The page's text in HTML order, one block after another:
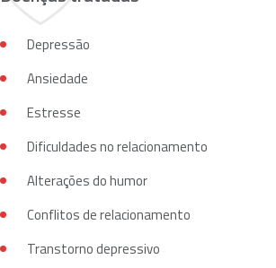
Depressão
Ansiedade
Estresse
Dificuldades no relacionamento
Alterações do humor
Conflitos de relacionamento
Transtorno depressivo